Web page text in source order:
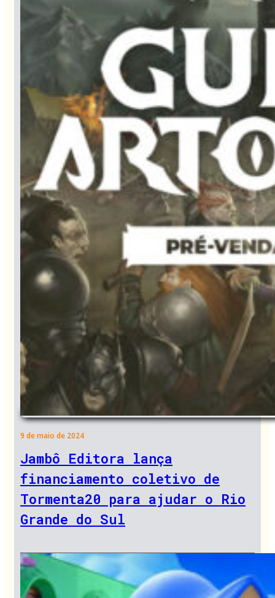
9 de maio de 2024
Jambô Editora lança
financiamento coletivo de
Tormenta20 para ajudar o Rio
Grande do Sul